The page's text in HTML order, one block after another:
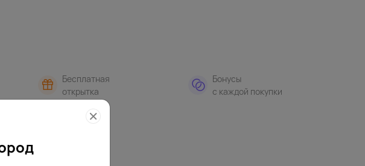
Бесплатная
открытка
Бонусы
с каждой покупки